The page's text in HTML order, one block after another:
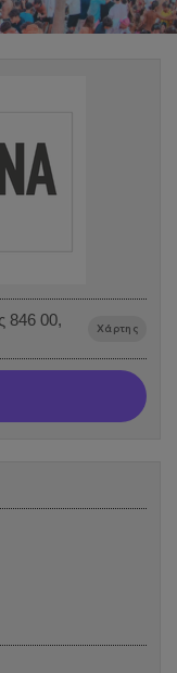
846 00,
Χάρτης